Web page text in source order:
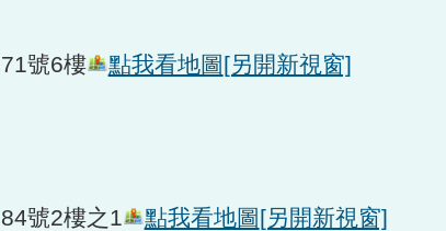
號6樓
點我看地圖[另開新視窗]
號2樓之1
點我看地圖[另開新視窗]